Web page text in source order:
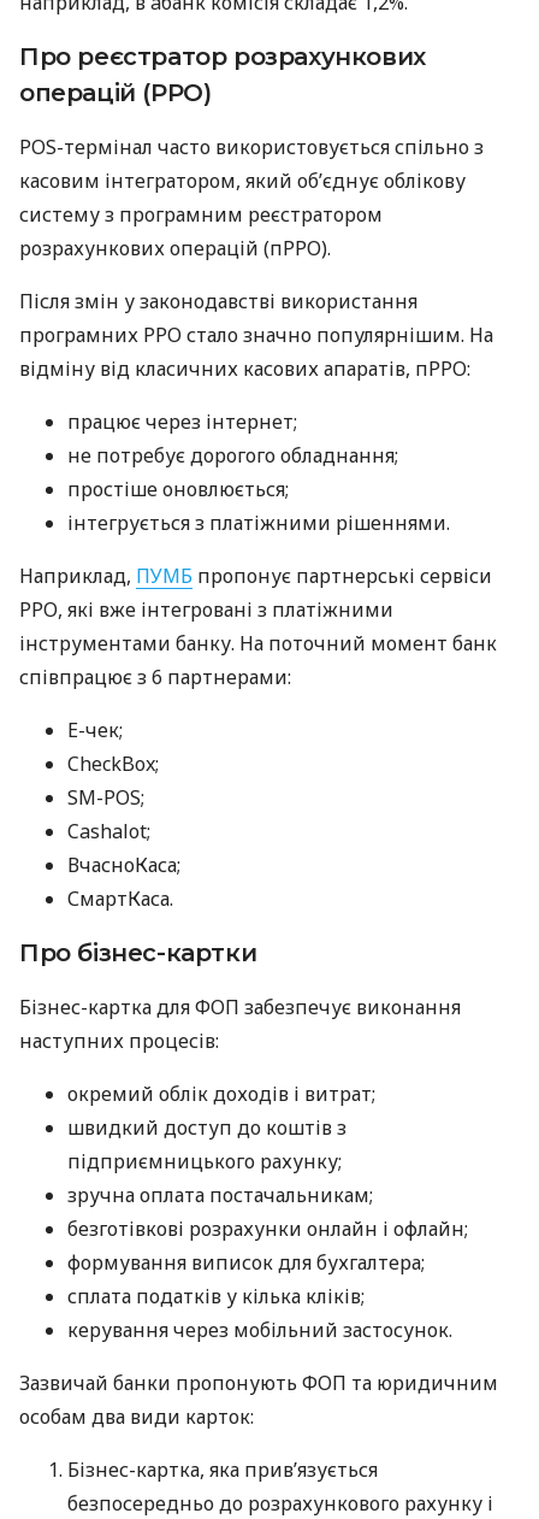
Про реєстратор розрахункових
операцій (РРО)
POS-термінал часто використовується спільно з
касовим інтегратором, який об’єднує облікову
систему з програмним реєстратором
розрахункових операцій (пРРО).
Після змін у законодавстві використання
програмних РРО стало значно популярнішим. На
відміну від класичних касових апаратів, пРРО:
працює через інтернет;
не потребує дорогого обладнання;
простіше оновлюється;
інтегрується з платіжними рішеннями.
Наприклад, ПУМБ пропонує партнерські сервіси
РРО, які вже інтегровані з платіжними
інструментами банку. На поточний момент банк
співпрацює з 6 партнерами:
E-чек;
CheckBox;
SM-POS;
Cashalot;
ВчасноКаса;
СмартКаса.
Про бізнес-картки
Бізнес-картка для ФОП забезпечує виконання
наступних процесів:
окремий облік доходів і витрат;
швидкий доступ до коштів з
підприємницького рахунку;
зручна оплата постачальникам;
безготівкові розрахунки онлайн і офлайн;
формування виписок для бухгалтера;
сплата податків у кілька кліків;
керування через мобільний застосунок.
Зазвичай банки пропонують ФОП та юридичним
особам два види карток:
Бізнес-картка, яка прив’язується
безпосередньо до розрахункового рахунку і